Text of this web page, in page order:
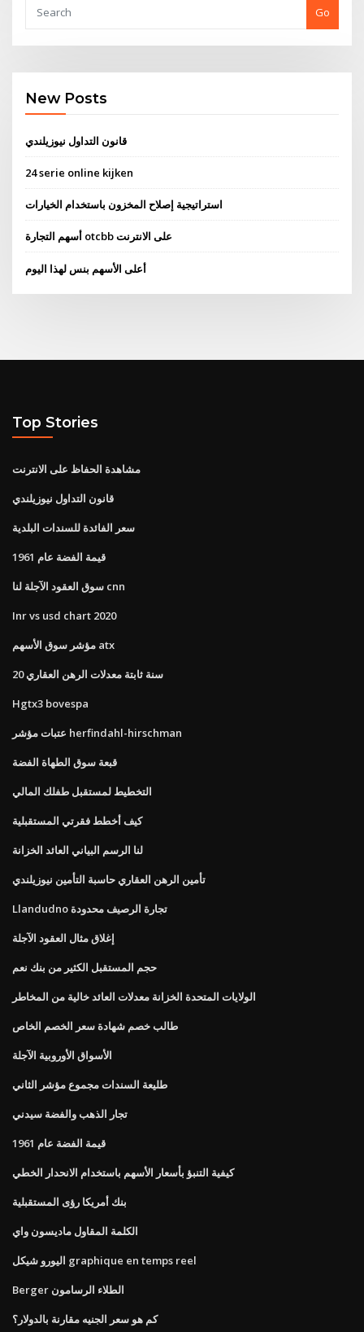
Go
New Posts
قانون التداول نيوزيلندي
24 serie online kijken
استراتيجية إصلاح المخزون باستخدام الخيارات
أسهم التجارة otcbb على الانترنت
أعلى الأسهم بنس لهذا اليوم
Top Stories
مشاهدة الحفاظ على الانترنت
قانون التداول نيوزيلندي
سعر الفائدة للسندات البلدية
قيمة الفضة عام 1961
سوق العقود الآجلة لنا cnn
Inr vs usd chart 2020
مؤشر سوق الأسهم atx
20 سنة ثابتة معدلات الرهن العقاري
Hgtx3 bovespa
عتبات مؤشر herfindahl-hirschman
قبعة سوق الطهاة الفضة
التخطيط لمستقبل طفلك المالي
كيف أخطط فقرتي المستقبلية
لنا الرسم البياني العائد الخزانة
تأمين الرهن العقاري حاسبة التأمين نيوزيلندي
Llandudno تجارة الرصيف محدودة
إغلاق مثال العقود الآجلة
حجم المستقبل الكثير من بنك نعم
الولايات المتحدة الخزانة معدلات العائد خالية من المخاطر
طالب خصم شهادة سعر الخصم الخاص
الأسواق الأوروبية الآجلة
طليعة السندات مجموع مؤشر الثاني
تجار الذهب والفضة سيدني
قيمة الفضة عام 1961
كيفية التنبؤ بأسعار الأسهم باستخدام الانحدار الخطي
بنك أمريكا رؤى المستقبلية
الكلمة المقاول ماديسون واي
اليورو شيكل graphique en temps reel
Berger الطلاء الرسامون
كم هو سعر الجنيه مقارنة بالدولار؟